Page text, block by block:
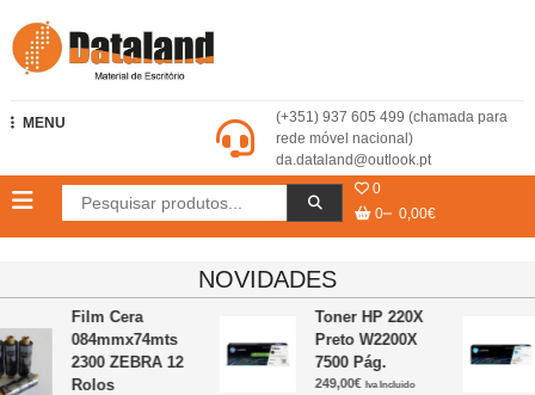
content
MENU
(+351) 937 605 499 (chamada para
rede móvel nacional)
da.dataland@outlook.pt
0
0
0,00€
NOVIDADES
Film Cera
084mmx74mts
2300 ZEBRA 12
Rolos
Toner HP 220X
Preto W2200X
7500 Pág.
249,00€ Iva Incluido